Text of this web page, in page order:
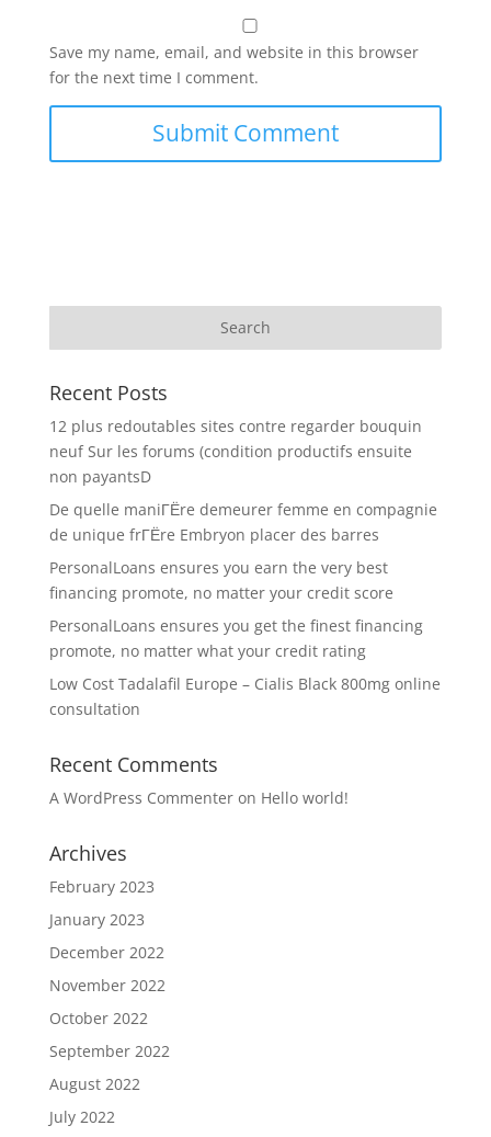
Save my name, email, and website in this browser
for the next time I comment.
Recent Posts
12 plus redoutables sites contre regarder bouquin
neuf Sur les forums (condition productifs ensuite
non payantsD
De quelle maniГЁre demeurer femme en compagnie
de unique frГЁre Embryon placer des barres
PersonalLoans ensures you earn the very best
financing promote, no matter your credit score
PersonalLoans ensures you get the finest financing
promote, no matter what your credit rating
Low Cost Tadalafil Europe – Cialis Black 800mg online
consultation
Recent Comments
A WordPress Commenteron Hello world!
Archives
February 2023
January 2023
December 2022
November 2022
October 2022
September 2022
August 2022
July 2022